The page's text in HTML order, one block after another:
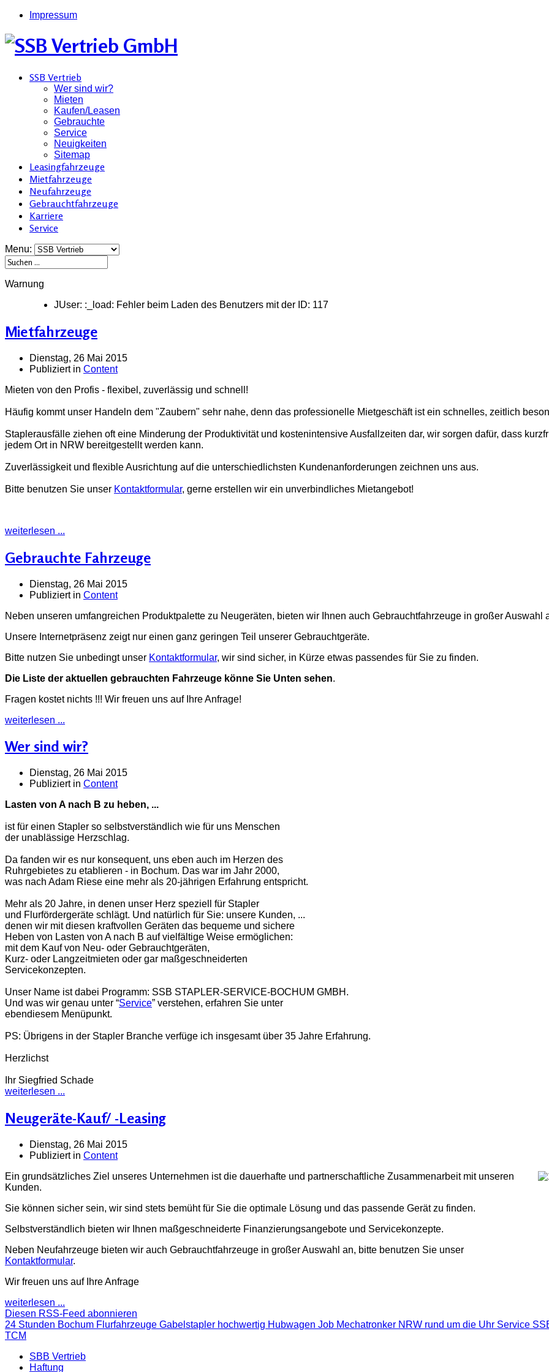
Impressum
SSB Vertrieb
Wer sind wir?
Mieten
Kaufen/Leasen
Gebrauchte
Service
Neuigkeiten
Sitemap
Leasingfahrzeuge
Mietfahrzeuge
Neufahrzeuge
Gebrauchtfahrzeuge
Karriere
Service
Menu:
Warnung
JUser: :_load: Fehler beim Laden des Benutzers mit der ID: 117
Mietfahrzeuge
Dienstag, 26 Mai 2015
Publiziert in Content
Mieten von den Profis - flexibel, zuverlässig und schnell!
Häufig kommt unser Handeln dem "Zaubern" sehr nahe, denn das professionelle Mietgeschäft ist ein schnelles, zeitlich
Staplerausfälle ziehen oft eine Minderung der Produktivität und kostenintensive Ausfallzeiten dar, wir sorgen dafür, dass
jedem Ort in NRW bereitgestellt werden kann.
Zuverlässigkeit und flexible Ausrichtung auf die unterschiedlichsten Kundenanforderungen zeichnen uns aus.
Bitte benutzen Sie unser Kontaktformular, gerne erstellen wir ein unverbindliches Mietangebot!
weiterlesen ...
Gebrauchte Fahrzeuge
Dienstag, 26 Mai 2015
Publiziert in Content
Neben unseren umfangreichen Produktpalette zu Neugeräten, bieten wir Ihnen auch Gebrauchtfahrzeuge in großer Auswahl
Unsere Internetpräsenz zeigt nur einen ganz geringen Teil unserer Gebrauchtgeräte.
Bitte nutzen Sie unbedingt unser Kontaktformular, wir sind sicher, in Kürze etwas passendes für Sie zu finden.
Die Liste der aktuellen gebrauchten Fahrzeuge könne Sie Unten sehen.
Fragen kostet nichts !!! Wir freuen uns auf Ihre Anfrage!
weiterlesen ...
Wer sind wir?
Dienstag, 26 Mai 2015
Publiziert in Content
Lasten von A nach B zu heben, ...
ist für einen Stapler so selbstverständlich wie für uns Menschen
der unablässige Herzschlag.
Da fanden wir es nur konsequent, uns eben auch im Herzen des
Ruhrgebietes zu etablieren - in Bochum. Das war im Jahr 2000,
was nach Adam Riese eine mehr als 20-jährigen Erfahrung entspricht.
Mehr als 20 Jahre, in denen unser Herz speziell für Stapler
und Flurfördergeräte schlägt. Und natürlich für Sie: unsere Kunden, ...
denen wir mit diesen kraftvollen Geräten das bequeme und sichere
Heben von Lasten von A nach B auf vielfältige Weise ermöglichen:
mit dem Kauf von Neu- oder Gebrauchtgeräten,
Kurz- oder Langzeitmieten oder gar maßgeschneiderten
Servicekonzepten.
Unser Name ist dabei Programm: SSB STAPLER-SERVICE-BOCHUM GMBH.
Und was wir genau unter “Service” verstehen, erfahren Sie unter
ebendiesem Menüpunkt.
PS: Übrigens in der Stapler Branche verfüge ich insgesamt über 35 Jahre Erfahrung.
Herzlichst
Ihr Siegfried Schade
weiterlesen ...
Neugeräte-Kauf/ -Leasing
Dienstag, 26 Mai 2015
Publiziert in Content
Ein grundsätzliches Ziel unseres Unternehmen ist die dauerhafte und partnerschaftliche Zusammenarbeit mit unseren
Kunden.
Sie können sicher sein, wir sind stets bemüht für Sie die optimale Lösung und das passende Gerät zu finden.
Selbstverständlich bieten wir Ihnen maßgeschneiderte Finanzierungsangebote und Servicekonzepte.
Neben Neufahrzeuge bieten wir auch Gebrauchtfahrzeuge in großer Auswahl an, bitte benutzen Sie unser
Kontaktformular.
Wir freuen uns auf Ihre Anfrage
weiterlesen ...
Diesen RSS-Feed abonnieren
24 Stunden Bochum Flurfahrzeuge Gabelstapler hochwertig Hubwagen Job Mechatronker NRW rund um die Uhr Service
TCM
SBB Vertrieb
Haftung